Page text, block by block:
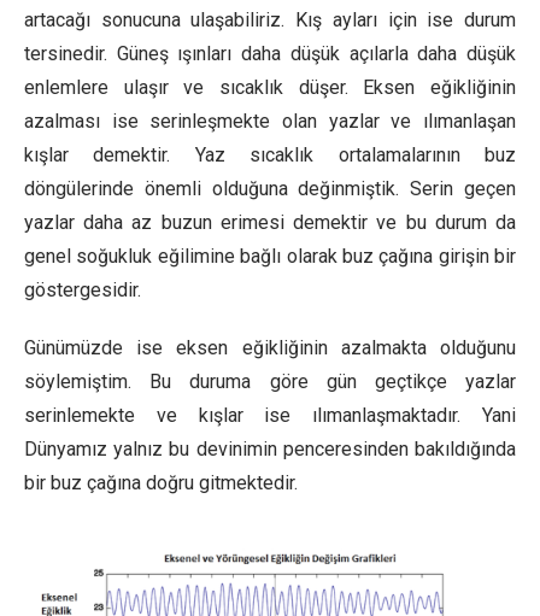
artacağı sonucuna ulaşabiliriz. Kış ayları için ise durum
tersinedir. Güneş ışınları daha düşük açılarla daha düşük
enlemlere ulaşır ve sıcaklık düşer. Eksen eğikliğinin
azalması ise serinleşmekte olan yazlar ve ılımanlaşan
kışlar demektir. Yaz sıcaklık ortalamalarının buz
döngülerinde önemli olduğuna değinmiştik. Serin geçen
yazlar daha az buzun erimesi demektir ve bu durum da
genel soğukluk eğilimine bağlı olarak buz çağına girişin bir
göstergesidir.
Günümüzde ise eksen eğikliğinin azalmakta olduğunu
söylemiştim. Bu duruma göre gün geçtikçe yazlar
serinlemekte ve kışlar ise ılımanlaşmaktadır. Yani
Dünyamız yalnız bu devinimin penceresinden bakıldığında
bir buz çağına doğru gitmektedir.